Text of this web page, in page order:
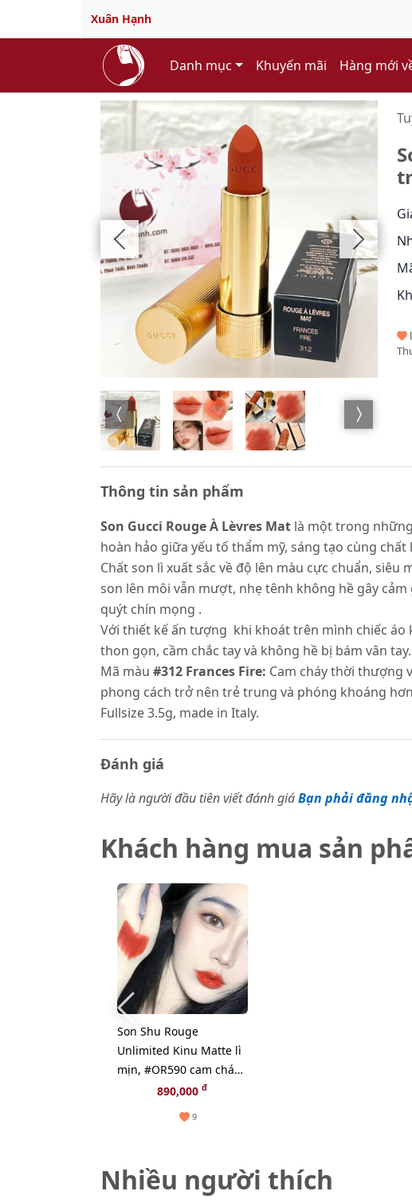
Xuân Hạnh
Danh mục Khuyến mãi Hàng mới
Thông tin sản phẩm
Son Gucci Rouge À Lèvres Mat là một trong
hoàn hảo giữa yếu tố thẩm mỹ, sáng tạo cùng
Chất son lì xuất sắc về độ lên màu cực chuẩn,
son lên môi vẫn mượt, nhẹ tênh không hề gây
quýt chín mọng .
Với thiết kế ấn tượng khi khoát trên mình chiếc áo
thon gọn, cầm chắc tay và không hề bị bám vân tay.
Mã màu #312 Frances Fire: Cam cháy thời thượng
phong cách trở nên trẻ trung và phóng khoáng
Fullsize 3.5g, made in Italy.
Đánh giá
Hãy là người đầu tiên viết đánh giáBạn phải đăng
Khách hàng mua sản
Son Shu Rouge
Unlimited Kinu Matte lì
mịn, #OR590 cam cháy
nóng bỏng, hiện đại
890,000đ
9
Nhiều người thích